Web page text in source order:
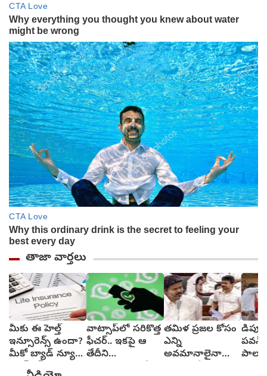
తాజా వార్తలు
మీకు ఈ హెల్త్
ఇన్సూరెన్స్ ఉందా?
మీకో బ్యాడ్ న్యూస్‌,
క్యాష్‌లెస్
వాట్సాప్‌లో సరికొత్త
ఫీచర్.. ఇకపై ఆ
తేదీని
తమిళ ప్రజల కోసం
ఎన్ని
అవమానాలైనా
పవన్‌